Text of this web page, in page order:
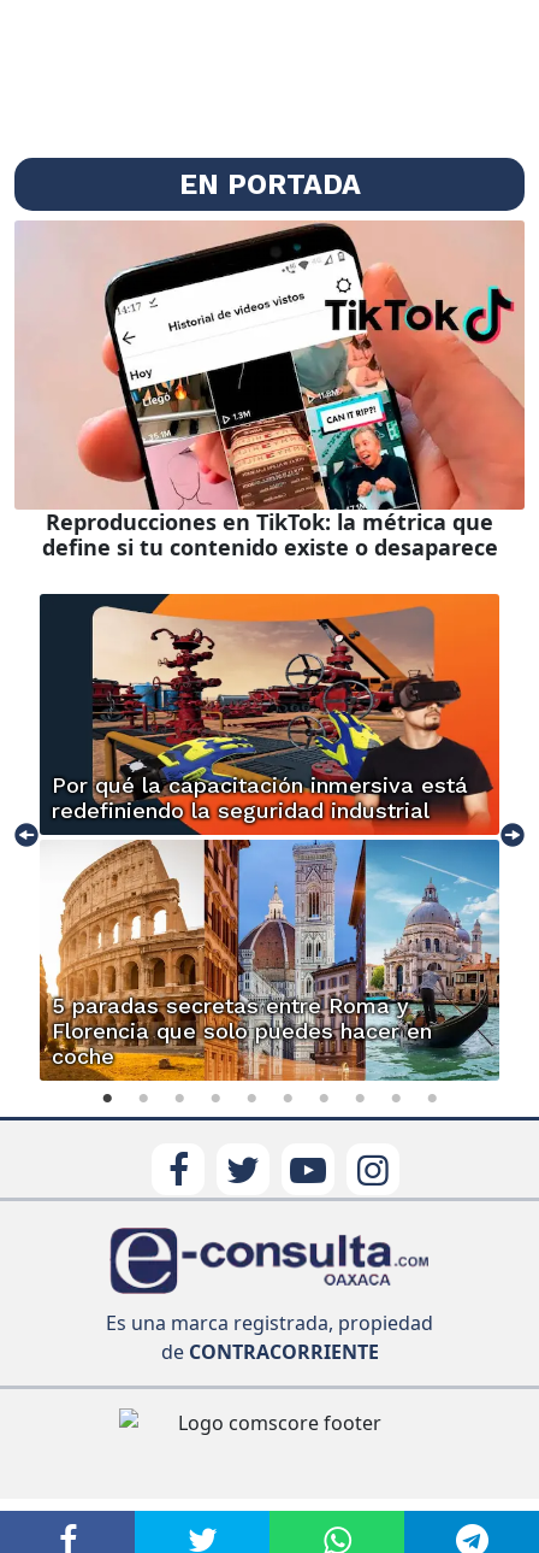
EN PORTADA
Reproducciones en TikTok: la métrica que
define si tu contenido existe o desaparece
Por qué la capacitación inmersiva está
redefiniendo la seguridad industrial
5 paradas secretas entre Roma y
Florencia que solo puedes hacer en
coche
Es una marca registrada, propiedad
deCONTRACORRIENTE